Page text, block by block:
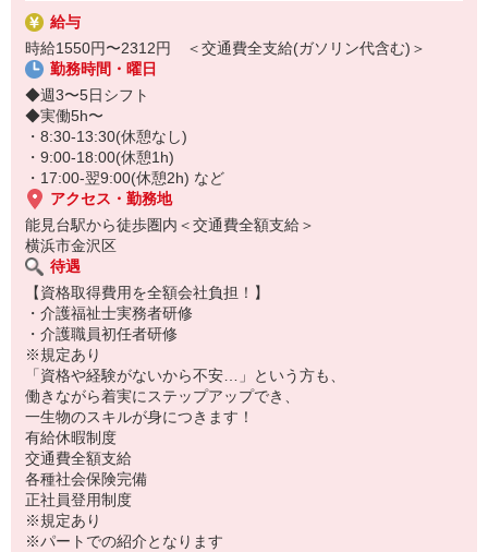
◆生活介助業務： 患者様の身体状況に合わせた介助全般
◆医療周辺業務： 医療器具のセッティング、滅菌・消毒処理
◆物品管理： 院内備品の在庫管理・発注、搬送業務
など
給与
時給1550円〜2312円 ＜交通費全支給(ガソリン代含む)＞
勤務時間・曜日
◆週3〜5日シフト
◆実働5h〜
・8:30-13:30(休憩なし)
・9:00-18:00(休憩1h)
・17:00-翌9:00(休憩2h) など
アクセス・勤務地
能見台駅から徒歩圏内＜交通費全額支給＞
横浜市金沢区
待遇
【資格取得費用を全額会社負担！】
・介護福祉士実務者研修
・介護職員初任者研修
※規定あり
「資格や経験がないから不安…」という方も、
働きながら着実にステップアップでき、
一生物のスキルが身につきます！
有給休暇制度
交通費全額支給
各種社会保険完備
正社員登用制度
※規定あり
※パートでの紹介となります